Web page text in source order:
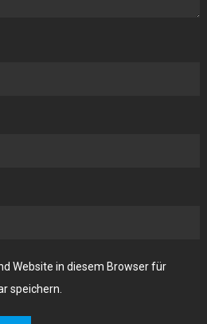
Website in diesem Browser für
speichern.